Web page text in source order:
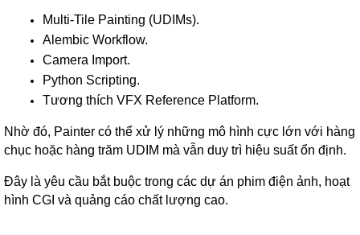
Multi-Tile Painting (UDIMs).
Alembic Workflow.
Camera Import.
Python Scripting.
Tương thích VFX Reference Platform.
Nhờ đó, Painter có thể xử lý những mô hình cực lớn với hàng
chục hoặc hàng trăm UDIM mà vẫn duy trì hiệu suất ổn định.
Đây là yêu cầu bắt buộc trong các dự án phim điện ảnh, hoạt
hình CGI và quảng cáo chất lượng cao.